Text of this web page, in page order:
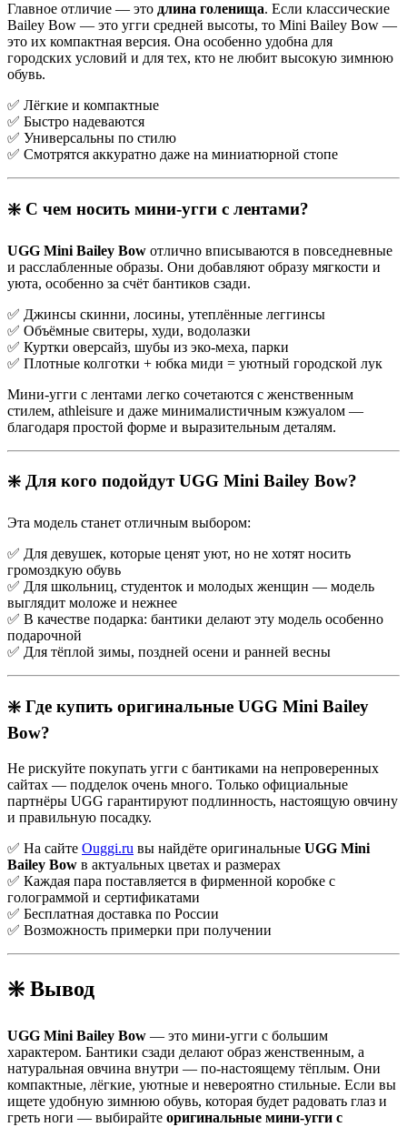
Главное отличие — это длина голенища. Если классические
Bailey Bow — это угги средней высоты, то Mini Bailey Bow —
это их компактная версия. Она особенно удобна для
городских условий и для тех, кто не любит высокую зимнюю
обувь.
✅ Лёгкие и компактные
✅ Быстро надеваются
✅ Универсальны по стилю
✅ Смотрятся аккуратно даже на миниатюрной стопе
❇️ С чем носить мини-угги с лентами?
UGG Mini Bailey Bow отлично вписываются в повседневные
и расслабленные образы. Они добавляют образу мягкости и
уюта, особенно за счёт бантиков сзади.
✅ Джинсы скинни, лосины, утеплённые леггинсы
✅ Объёмные свитеры, худи, водолазки
✅ Куртки оверсайз, шубы из эко-меха, парки
✅ Плотные колготки + юбка миди = уютный городской лук
Мини-угги с лентами легко сочетаются с женственным
стилем, athleisure и даже минималистичным кэжуалом —
благодаря простой форме и выразительным деталям.
❇️ Для кого подойдут UGG Mini Bailey Bow?
Эта модель станет отличным выбором:
✅ Для девушек, которые ценят уют, но не хотят носить
громоздкую обувь
✅ Для школьниц, студенток и молодых женщин — модель
выглядит моложе и нежнее
✅ В качестве подарка: бантики делают эту модель особенно
подарочной
✅ Для тёплой зимы, поздней осени и ранней весны
❇️ Где купить оригинальные UGG Mini Bailey
Bow?
Не рискуйте покупать угги с бантиками на непроверенных
сайтах — подделок очень много. Только официальные
партнёры UGG гарантируют подлинность, настоящую овчину
и правильную посадку.
✅ На сайте Ouggi.ru вы найдёте оригинальные UGG Mini
Bailey Bow в актуальных цветах и размерах
✅ Каждая пара поставляется в фирменной коробке с
голограммой и сертификатами
✅ Бесплатная доставка по России
✅ Возможность примерки при получении
❇️ Вывод
UGG Mini Bailey Bow — это мини-угги с большим
характером. Бантики сзади делают образ женственным, а
натуральная овчина внутри — по-настоящему тёплым. Они
компактные, лёгкие, уютные и невероятно стильные. Если вы
ищете удобную зимнюю обувь, которая будет радовать глаз и
греть ноги — выбирайте оригинальные мини-угги с